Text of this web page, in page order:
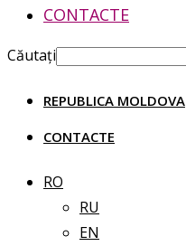
CONTACTE
Căutați
REPUBLICA MOLDOVA
CONTACTE
RO
RU
EN